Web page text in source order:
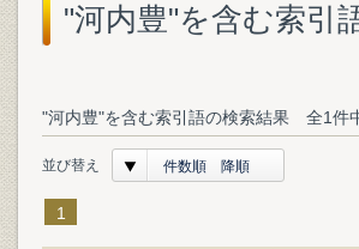
"河内豊"を含む索引
"河内豊"を含む索引語の検索結果 全1
並び替え 件数順 降順
1